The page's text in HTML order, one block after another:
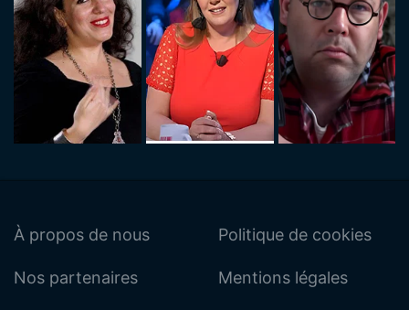
À propos de nous
Nos partenaires
Politique de cookies
Mentions légales